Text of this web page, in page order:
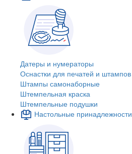
Датеры и нумераторы
Оснастки для печатей и штампов
Штампы самонаборные
Штемпельная краска
Штемпельные подушки
Настольные принадлежности